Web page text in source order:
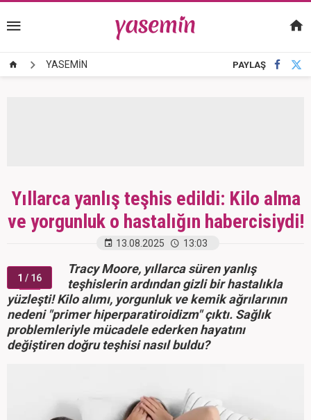
YASEMİN PAYLAŞ
Yıllarca yanlış teşhis edildi: Kilo alma
ve yorgunluk o hastalığın habercisiydi!
13.08.2025 13:03
1 / 16
Tracy Moore, yıllarca süren yanlış
teşhislerin ardından gizli bir hastalıkla
yüzleşti! Kilo alımı, yorgunluk ve kemik ağrılarının
nedeni "primer hiperparatiroidizm" çıktı. Sağlık
problemleriyle mücadele ederken hayatını
değiştiren doğru teşhisi nasıl buldu?